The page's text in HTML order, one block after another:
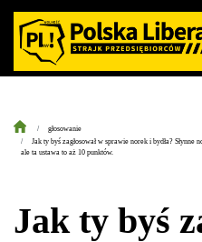
głosowanie
Jak ty byś zagłosował w sprawie norek i bydła?
ale ta ustawa to aż 10 punktów.
Jak ty byś